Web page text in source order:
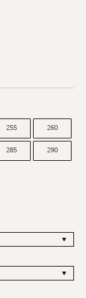
255 260
285 290